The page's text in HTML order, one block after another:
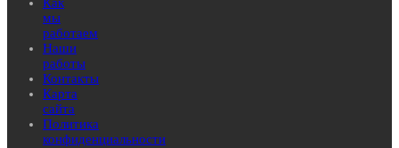
Как
мы
работаем
Наши
работы
Контакты
Карта
сайта
Политика
конфиденциальности